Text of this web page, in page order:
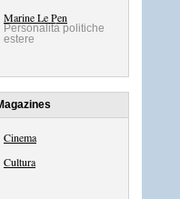
Marine Le Pen
Personalità politiche
estere
Cinema
Cultura